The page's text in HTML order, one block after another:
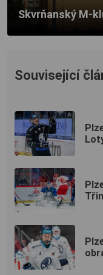
Skvrňanský M-
Související